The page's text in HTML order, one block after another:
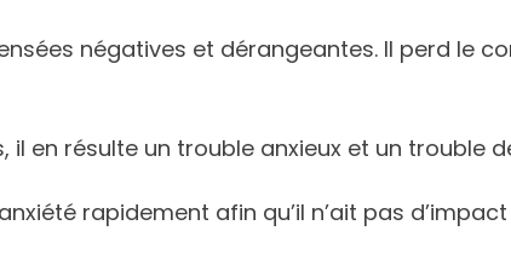
négatives et dérangeantes. Il perd le
en résulte un trouble anxieux et un trouble
rapidement afin qu’il n’ait pas